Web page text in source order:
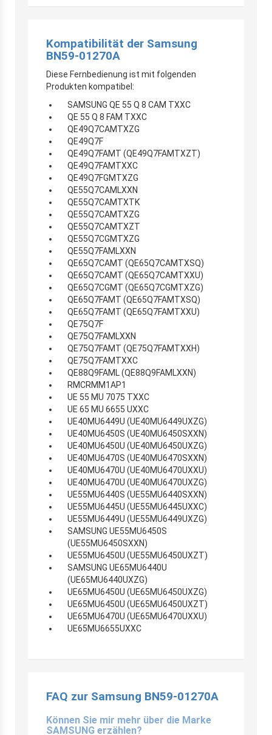
Kompatibilität der Samsung
BN59-01270A
Diese Fernbedienung ist mit folgenden
Produkten kompatibel:
SAMSUNG QE 55 Q 8 CAM TXXC
QE 55 Q 8 FAM TXXC
QE49Q7CAMTXZG
QE49Q7F
QE49Q7FAMT (QE49Q7FAMTXZT)
QE49Q7FAMTXXC
QE49Q7FGMTXZG
QE55Q7CAMLXXN
QE55Q7CAMTXTK
QE55Q7CAMTXZG
QE55Q7CAMTXZT
QE55Q7CGMTXZG
QE55Q7FAMLXXN
QE65Q7CAMT (QE65Q7CAMTXSQ)
QE65Q7CAMT (QE65Q7CAMTXXU)
QE65Q7CGMT (QE65Q7CGMTXZG)
QE65Q7FAMT (QE65Q7FAMTXSQ)
QE65Q7FAMT (QE65Q7FAMTXXU)
QE75Q7F
QE75Q7FAMLXXN
QE75Q7FAMT (QE75Q7FAMTXXH)
QE75Q7FAMTXXC
QE88Q9FAML (QE88Q9FAMLXXN)
RMCRMM1AP1
UE 55 MU 7075 TXXC
UE 65 MU 6655 UXXC
UE40MU6449U (UE40MU6449UXZG)
UE40MU6450S (UE40MU6450SXXN)
UE40MU6450U (UE40MU6450UXZG)
UE40MU6470S (UE40MU6470SXXN)
UE40MU6470U (UE40MU6470UXXU)
UE40MU6470U (UE40MU6470UXZG)
UE55MU6440S (UE55MU6440SXXN)
UE55MU6445U (UE55MU6445UXXC)
UE55MU6449U (UE55MU6449UXZG)
SAMSUNG UE55MU6450S
(UE55MU6450SXXN)
UE55MU6450U (UE55MU6450UXZT)
SAMSUNG UE65MU6440U
(UE65MU6440UXZG)
UE65MU6450U (UE65MU6450UXZG)
UE65MU6450U (UE65MU6450UXZT)
UE65MU6470U (UE65MU6470UXXU)
UE65MU6655UXXC
FAQ zur Samsung BN59-01270A
Können Sie mir mehr über die Marke
SAMSUNG erzählen?